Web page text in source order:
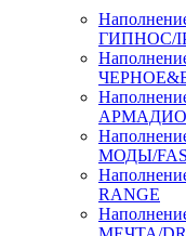
ГИПНОС/
АРМАДИО/
МОДЫ/
RANGE